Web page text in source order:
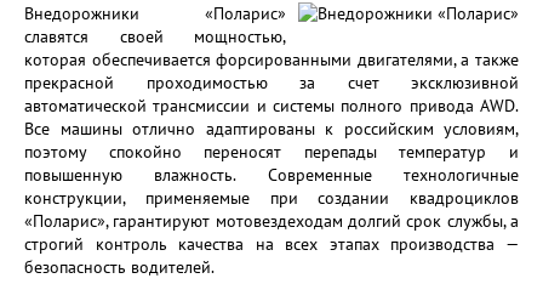
Внедорожники «Поларис»
славятся своей мощностью,
которая обеспечивается форсированными двигателями, а также
прекрасной проходимостью за счет эксклюзивной
автоматической трансмиссии и системы полного привода AWD.
Все машины отлично адаптированы к российским условиям,
поэтому спокойно переносят перепады температур и
повышенную влажность. Современные технологичные
конструкции, применяемые при создании квадроциклов
«Поларис», гарантируют мотовездеходам долгий срок службы, а
строгий контроль качества на всех этапах производства —
безопасность водителей.